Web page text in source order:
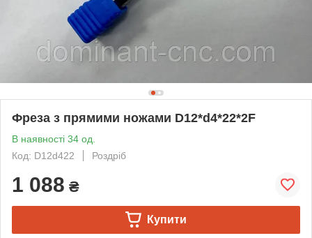
Фреза з прямими ножами D12*d4*22*2F
В наявності 34 од.
Код: D12d422
Роздріб
1 088 ₴
Купити